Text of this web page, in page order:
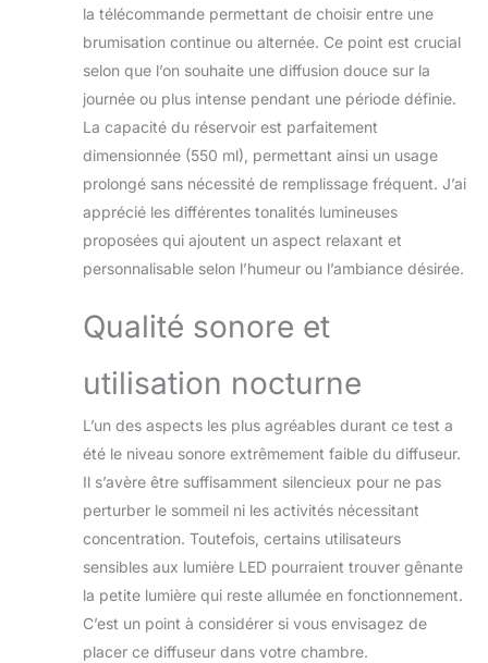
adopte un plastique
avancé sans BPA
aucune odeur
nocive et de
plastique, vous
offrira une vie
De plus, les
humidificateurs
s'éteindront
automatiquement
craignez pas
l'appareil lui-même
ou de mettre en
danger les
utilisateurs. Facile &
Pratique: Il s’agit du
nouveau diffuseur
d’arôme /
humidificateur /
pour humidificateur
à grain de bois.
Avec son design
la télécommande permettant de choisir entre une
brumisation continue ou alternée. Ce point est crucial
selon que l’on souhaite une diffusion douce sur la
journée ou plus intense pendant une période définie.
La capacité du réservoir est parfaitement
dimensionnée (550 ml), permettant ainsi un usage
prolongé sans nécessité de remplissage fréquent. J’ai
apprécié les différentes tonalités lumineuses
proposées qui ajoutent un aspect relaxant et
personnalisable selon l’humeur ou l’ambiance désirée.
Qualité sonore et
utilisation nocturne
L’un des aspects les plus agréables durant ce test a
été le niveau sonore extrêmement faible du diffuseur.
Il s’avère être suffisamment silencieux pour ne pas
perturber le sommeil ni les activités nécessitant
concentration. Toutefois, certains utilisateurs
sensibles aux lumière LED pourraient trouver gênante
la petite lumière qui reste allumée en fonctionnement.
C’est un point à considérer si vous envisagez de
placer ce diffuseur dans votre chambre.